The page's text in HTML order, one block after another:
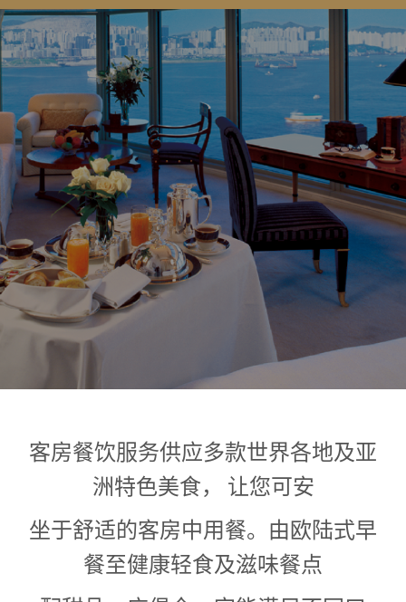
1
1 0
客房餐饮服务供应多款世界各地及亚
洲特色美食， 让您可安
坐于舒适的客房中用餐。由欧陆式早
餐至健康轻食及滋味餐点